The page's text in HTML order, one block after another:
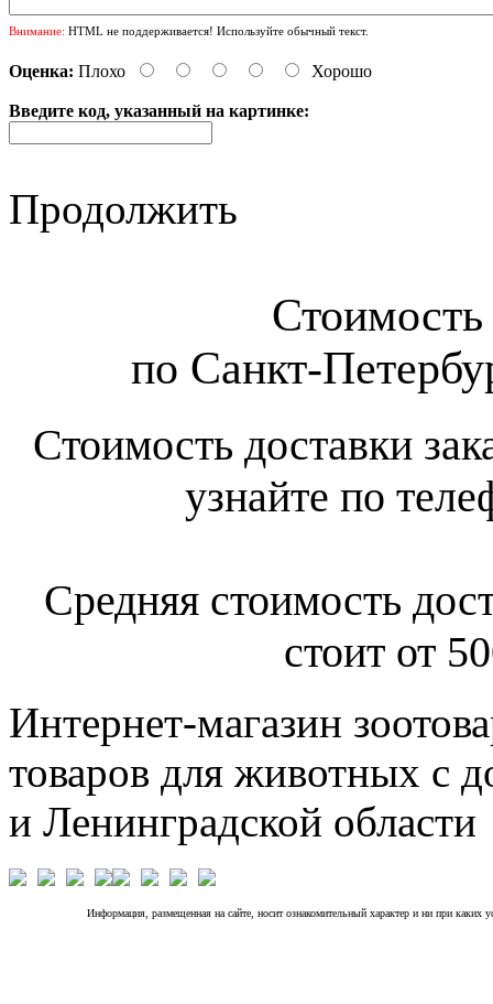
Внимание: HTML не поддерживается! Используйте обычный текст.
Оценка: Плохо Хорошо
Введите код, указанный на картинке:
Продолжить
Стоимость
по Санкт-
Стоимость доставки
узнайте по
Средняя стоимость
стоит от
Интернет-магазин
товаров для животных с
и Ленинградской области
Информация, размещенная на сайте, носит ознакомительный характер и ни при